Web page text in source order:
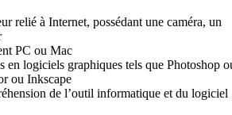
relié à Internet, possédant une caméra, un
PC ou Mac
en logiciels graphiques tels que Photoshop
ou Inkscape
de l’outil informatique et du logiciel